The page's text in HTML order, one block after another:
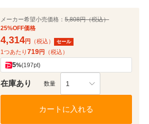
メーカー希望小売価格： 5,808円（税込）
25%OFF価格
4,314円 （税込） セール
1つあたり 719円 （税込）
5%(197pt)
在庫あり 数量 1
カートに入れる